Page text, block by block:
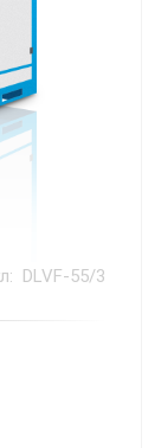
DLVF-55/3